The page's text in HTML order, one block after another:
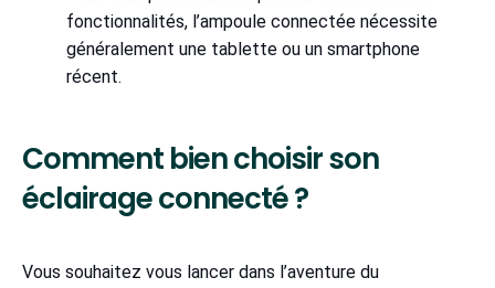
fonctionnalités, l’ampoule connectée nécessite
généralement une tablette ou un smartphone
récent.
Comment bien choisir son
éclairage connecté ?
Vous souhaitez vous lancer dans l’aventure du